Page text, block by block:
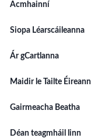
Acmhainní
Siopa Léarscáileanna
Ár gCartlanna
Maidir le Tailte Éireann
Gairmeacha Beatha
Déan teagmháil linn